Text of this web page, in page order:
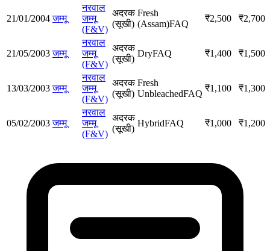
21/01/2004 जम्मू
नरवाल
जम्मू
(F&V)
अदरक
(सूखी)
Fresh
(Assam)FAQ
₹2,500 ₹2,700
21/05/2003 जम्मू
नरवाल
जम्मू
(F&V)
अदरक
(सूखी)
DryFAQ ₹1,400 ₹1,500
13/03/2003 जम्मू
नरवाल
जम्मू
(F&V)
अदरक
(सूखी)
Fresh
UnbleachedFAQ
₹1,100 ₹1,300
05/02/2003 जम्मू
नरवाल
जम्मू
(F&V)
अदरक
(सूखी)
HybridFAQ ₹1,000 ₹1,200